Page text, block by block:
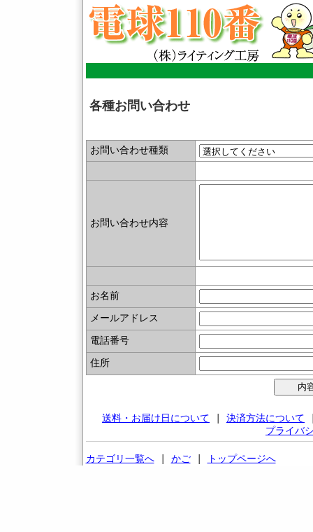
各種お問い合わせ
お問い合わせ種類
お問い合わせ内容
お名前
メールアドレス
電話番号
住所
送料・お届け日について 決済方法について
プライバ
カテゴリ一覧へ| かご| トップページへ